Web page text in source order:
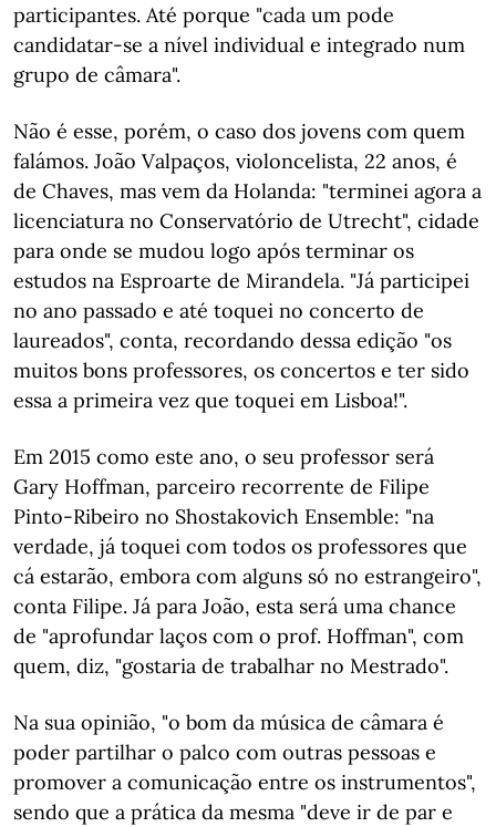
participantes. Até porque "cada um pode
candidatar-se a nível individual e integrado num
grupo de câmara".
Não é esse, porém, o caso dos jovens com quem
falámos. João Valpaços, violoncelista, 22 anos, é
de Chaves, mas vem da Holanda: "terminei agora a
licenciatura no Conservatório de Utrecht", cidade
para onde se mudou logo após terminar os
estudos na Esproarte de Mirandela. "Já participei
no ano passado e até toquei no concerto de
laureados", conta, recordando dessa edição "os
muitos bons professores, os concertos e ter sido
essa a primeira vez que toquei em Lisboa!".
Em 2015 como este ano, o seu professor será
Gary Hoffman, parceiro recorrente de Filipe
Pinto-Ribeiro no Shostakovich Ensemble: "na
verdade, já toquei com todos os professores que
cá estarão, embora com alguns só no estrangeiro",
conta Filipe. Já para João, esta será uma chance
de "aprofundar laços com o prof. Hoffman", com
quem, diz, "gostaria de trabalhar no Mestrado".
Na sua opinião, "o bom da música de câmara é
poder partilhar o palco com outras pessoas e
promover a comunicação entre os instrumentos",
sendo que a prática da mesma "deve ir de par e